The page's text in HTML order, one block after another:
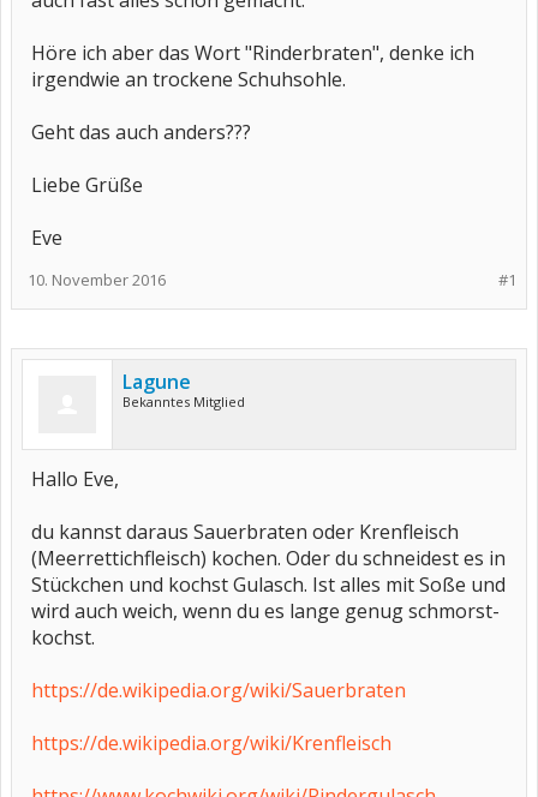
Höre ich aber das Wort "Rinderbraten", denke ich
irgendwie an trockene Schuhsohle.
Geht das auch anders???
Liebe Grüße
Eve
#1
10. November 2016
Lagune
Bekanntes Mitglied
Hallo Eve,
du kannst daraus Sauerbraten oder Krenfleisch
(Meerrettichfleisch) kochen. Oder du schneidest es in
Stückchen und kochst Gulasch. Ist alles mit Soße und
wird auch weich, wenn du es lange genug schmorst-
kochst.
https://de.wikipedia.org/wiki/Sauerbraten
https://de.wikipedia.org/wiki/Krenfleisch